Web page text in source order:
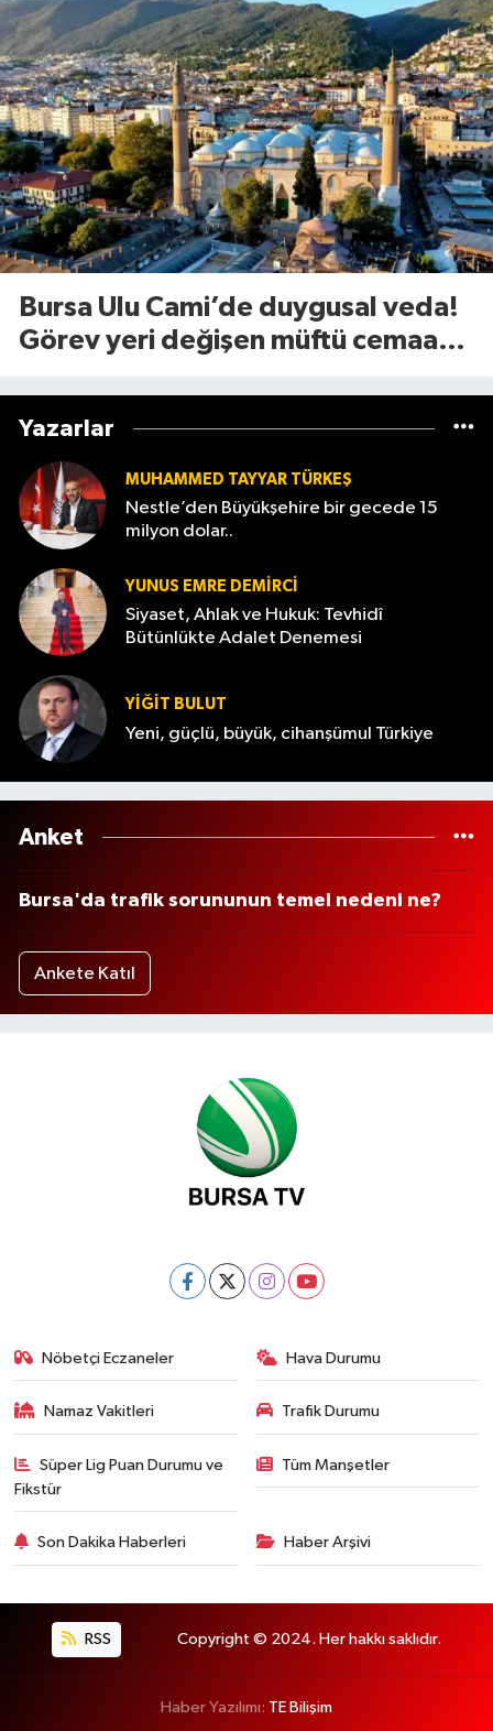
Bursa Ulu Cami’de duygusal veda!
Görev yeri değişen müftü cemaate
Yazarlar
MUHAMMED TAYYAR TÜRKEŞ
Nestle’den Büyükşehire bir gecede 15
milyon dolar..
YUNUS EMRE DEMIRCI
Siyaset, Ahlak ve Hukuk: Tevhidî
Bütünlükte Adalet Denemesi
YİĞİT BULUT
Yeni, güçlü, büyük, cihanşümul Türkiye
Anket
Bursa'da trafik sorununun temel nedeni ne?
Ankete Katıl
Nöbetçi Eczaneler Hava Durumu
Namaz Vakitleri Trafik Durumu
Süper Lig Puan Durumu ve
Fikstür
Tüm Manşetler
Son Dakika Haberleri Haber Arşivi
RSS Copyright © 2024. Her hakkı saklıdır.
Haber Yazılımı: TE Bilişim